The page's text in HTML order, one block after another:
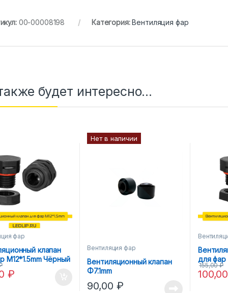
00-00008198 Категория:Вентиляция фар
будет интересно…
фар
клапан
М12*1.5mm Чёрный
₽
Нет в наличии
Вентиляция фар
Вентиляционный клапан
Φ7.1mm
90,00 ₽
для фар
155,00₽